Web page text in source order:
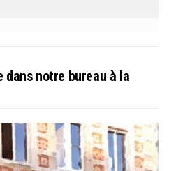
dans notre bureau à la